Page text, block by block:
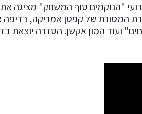
"הנוקמים סוף המשחק" מציגה את
המסורת של קפטן אמריקה,